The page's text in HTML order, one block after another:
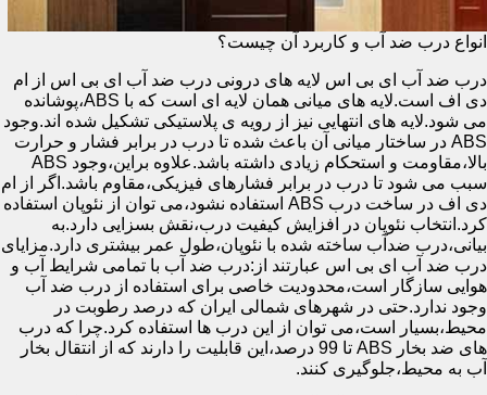
انواع درب ضد آب و کاربرد آن چیست؟
درب ضد آب ای بی اس لایه های درونی درب ضد آب ای بی اس از ام
دی اف است.لایه های میانی همان لایه ای است که با ABS،پوشانده
می شود.لایه های انتهایی نیز از رویه ی پلاستیکی تشکیل شده اند.وجود
ABS در ساختار میانی آن باعث شده تا درب در برابر فشار و حرارت
بالا،مقاومت و استحکام زیادی داشته باشد.علاوه براین،وجود ABS
سبب می شود تا درب در برابر فشارهای فیزیکی،مقاوم باشد.اگر از ام
دی اف در ساخت درب ABS استفاده نشود،می توان از نئوپان استفاده
کرد.انتخاب نئوپان در افزایش کیفیت درب،نقش بسزایی دارد.به
بیانی،درب ضدآب ساخته شده با نئوپان،طول عمر بیشتری دارد.مزایای
درب ضد آب ای بی اس عبارتند از:درب ضد آب با تمامی شرایط آب و
هوایی سازگار است،محدودیت خاصی برای استفاده از درب ضد آب
وجود ندارد.حتی در شهرهای شمالی ایران که درصد رطوبت در
محیط،بسیار است،می توان از این درب ها استفاده کرد.چرا که درب
های ضد بخار ABS تا 99 درصد،این قابلیت را دارند که از انتقال بخار
آب به محیط،جلوگیری کنند.